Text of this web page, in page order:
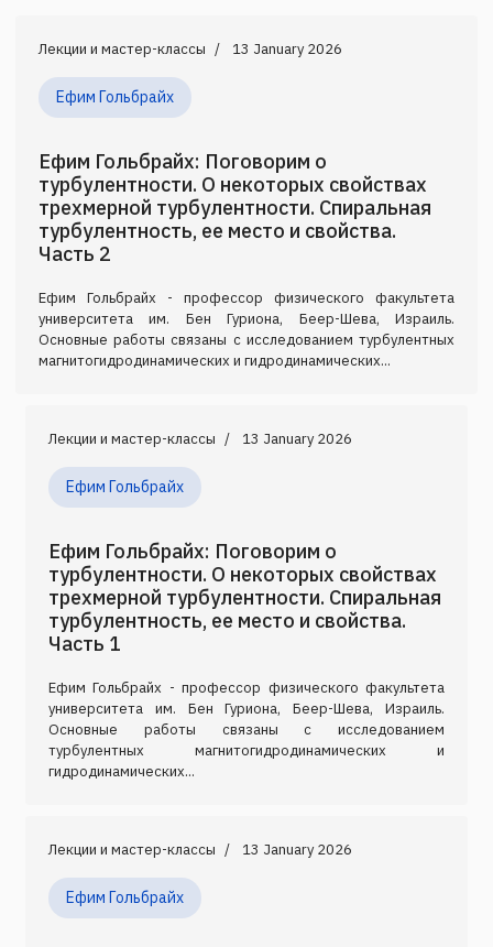
Лекции и мастер-классы 13 January 2026
Ефим Гольбрайх
Ефим Гольбрайх: Поговорим о
турбулентности. О некоторых свойствах
трехмерной турбулентности. Спиральная
турбулентность, ее место и свойства.
Часть 2
Ефим Гольбрайх - профессор физического факультета
университета им. Бен Гуриона, Беер-Шева, Израиль.
Основные работы связаны с исследованием турбулентных
магнитогидродинамических и гидродинамических...
Лекции и мастер-классы 13 January 2026
Ефим Гольбрайх
Ефим Гольбрайх: Поговорим о
турбулентности. О некоторых свойствах
трехмерной турбулентности. Спиральная
турбулентность, ее место и свойства.
Часть 1
Ефим Гольбрайх - профессор физического факультета
университета им. Бен Гуриона, Беер-Шева, Израиль.
Основные работы связаны с исследованием
турбулентных магнитогидродинамических и
гидродинамических...
Лекции и мастер-классы 13 January 2026
Ефим Гольбрайх